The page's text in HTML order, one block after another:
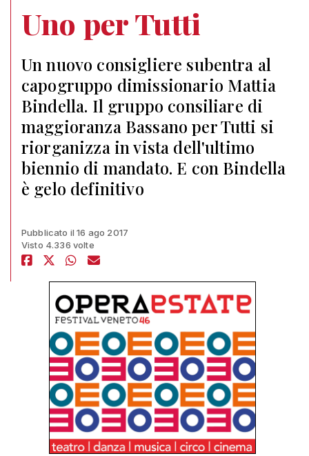
Uno per Tutti
Un nuovo consigliere subentra al
capogruppo dimissionario Mattia
Bindella. Il gruppo consiliare di
maggioranza Bassano per Tutti si
riorganizza in vista dell'ultimo
biennio di mandato. E con Bindella
è gelo definitivo
Pubblicato il 16 ago 2017
Visto 4.336 volte